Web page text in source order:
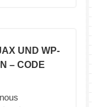
UND WP-
– CODE